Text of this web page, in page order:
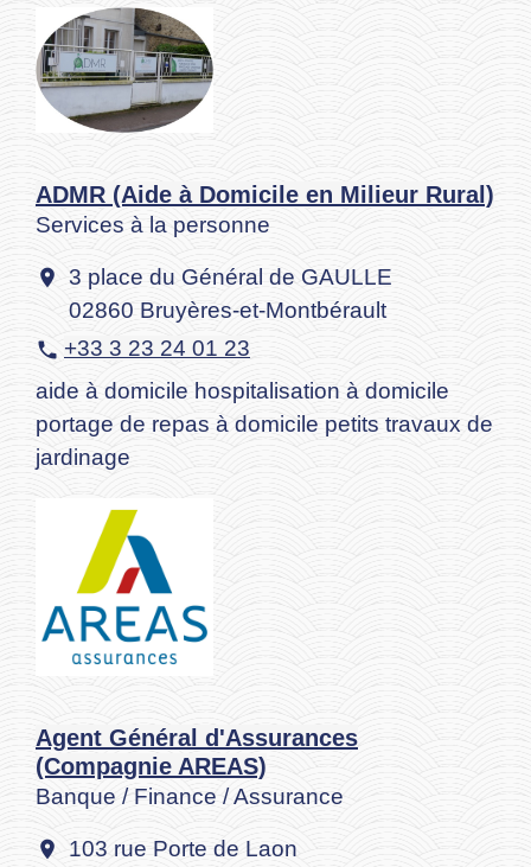
ADMR (Aide à Domicile en Milieur Rural)
Services à la personne
location_on 3 place du Général de GAULLE
02860 Bruyères-et-Montbérault
phone +33 3 23 24 01 23
aide à domicile hospitalisation à domicile
portage de repas à domicile petits travaux de
jardinage
Agent Général d'Assurances
(Compagnie AREAS)
Banque / Finance / Assurance
location_on
103 rue Porte de Laon